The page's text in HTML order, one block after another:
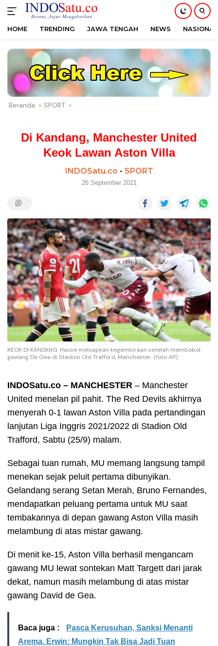
konten
HOME TRENDING JAWA TENGAH NEWS NASIONAL
Beranda SPORT
Di Kandang, Manchester United
Keok Lawan Aston Villa
INDOSatu.co - SPORT
26 September 2021
KEOK DI KANDANG: Hause meluapkan kegembiraan setelah membobol
gawang De Gea di Stadion Old Trafford, Manchester. (foto AP)
INDOSatu.co – MANCHESTER – Manchester
United menelan pil pahit. The Red Devils akhirnya
menyerah 0-1 lawan Aston Villa pada pertandingan
lanjutan Liga Inggris 2021/2022 di Stadion Old
Trafford, Sabtu (25/9) malam.
Sebagai tuan rumah, MU memang langsung tampil
menekan sejak peluit pertama dibunyikan.
Gelandang serang Setan Merah, Bruno Fernandes,
mendapatkan peluang pertama untuk MU saat
tembakannya di depan gawang Aston Villa masih
melambung di atas mistar gawang.
Di menit ke-15, Aston Villa berhasil mengancam
gawang MU lewat sontekan Matt Targett dari jarak
dekat, namun masih melambung di atas mistar
gawang David de Gea.
Baca juga :
Pasca Kerusuhan, Sanksi Menanti
Arema. Erwin: Mungkin Tak Bisa Jadi Tuan